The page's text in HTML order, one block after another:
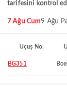
tarifesini kontrol
7 Ağu Cum9 Ağu
Uçuş No.
BG351